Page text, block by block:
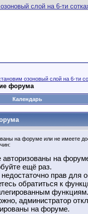
озоновый слой на 6-ти
форума
Календарь
на форуме или не имеете
на
ещё раз.
прав для
обратиться к
функциям.
администратор
на форуме.